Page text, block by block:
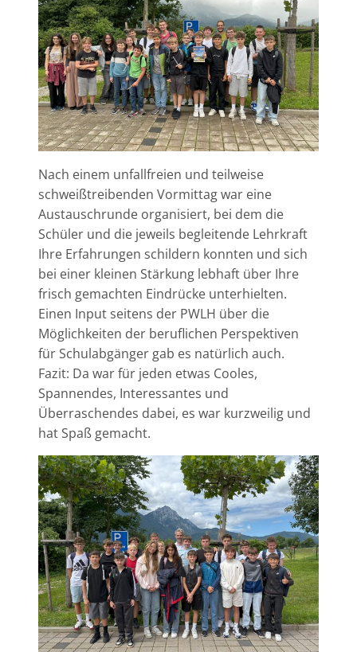
Nach einem unfallfreien und teilweise
schweißtreibenden Vormittag war eine
Austauschrunde organisiert, bei dem die
Schüler und die jeweils begleitende Lehrkraft
Ihre Erfahrungen schildern konnten und sich
bei einer kleinen Stärkung lebhaft über Ihre
frisch gemachten Eindrücke unterhielten.
Einen Input seitens der PWLH über die
Möglichkeiten der beruflichen Perspektiven
für Schulabgänger gab es natürlich auch.
Fazit: Da war für jeden etwas Cooles,
Spannendes, Interessantes und
Überraschendes dabei, es war kurzweilig und
hat Spaß gemacht.